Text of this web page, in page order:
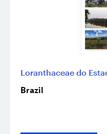
Loranthaceae do
Brazil